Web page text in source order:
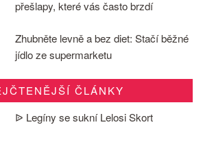
přešlapy, které vás často brzdí
Zhubněte levně a bez diet: Stačí běžné
jídlo ze supermarketu
ČLÁNKY
ᐉ Legíny se sukní Lelosi Skort